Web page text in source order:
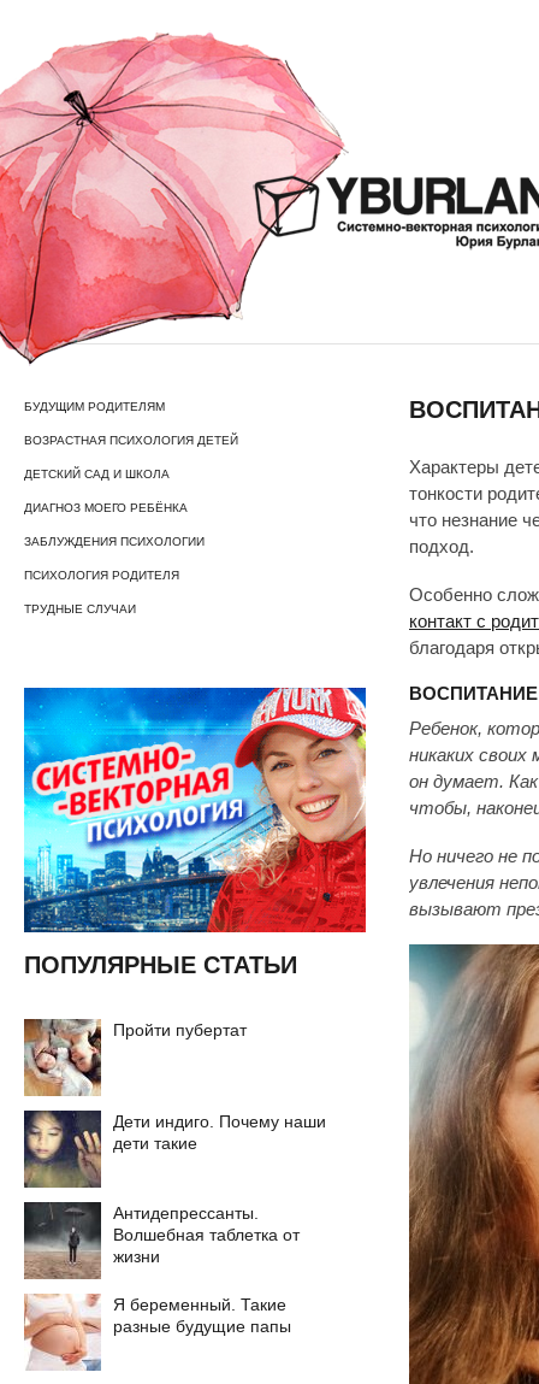
БУДУЩИМ РОДИТЕЛЯМ
ВОЗРАСТНАЯ ПСИХОЛОГИЯ ДЕТЕЙ
ДЕТСКИЙ САД И ШКОЛА
ДИАГНОЗ МОЕГО РЕБЁНКА
ЗАБЛУЖДЕНИЯ ПСИХОЛОГИИ
ПСИХОЛОГИЯ РОДИТЕЛЯ
ТРУДНЫЕ СЛУЧАИ
ПОПУЛЯРНЫЕ СТАТЬИ
Пройти пубертат
Дети индиго. Почему наши
дети такие
Антидепрессанты.
Волшебная таблетка от
жизни
Я беременный. Такие
разные будущие папы
Характеры
тонкости
что незнание
подход.
Особенно
контакт с
благодаря
Ребенок,
никаких своих
он думает.
чтобы,
Но ничего не
увлечения
вызывают